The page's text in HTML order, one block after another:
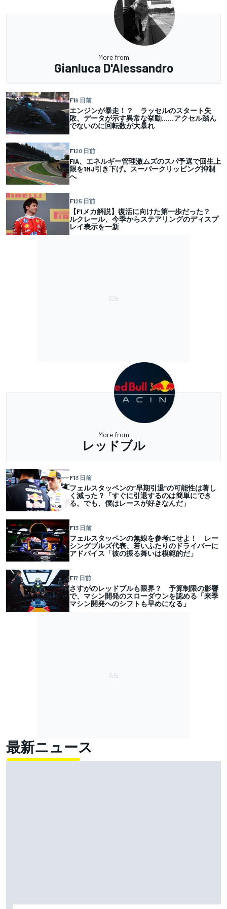
More from
Gianluca D'Alessandro
F19 日前
エンジンが暴走！？ ラッセルのスタート失
敗、データが示す異常な挙動……アクセル踏ん
でないのに回転数が大暴れ
F120 日前
FIA、エネルギー管理激ムズのスパ予選で回生上
限を1MJ引き下げ。スーパークリッピング抑制
へ
F125 日前
【F1メカ解説】復活に向けた第一歩だった？
ルクレール、今季からステアリングのディスプ
レイ表示を一新
More from
レッドブル
F13 日前
フェルスタッペンの”早期引退”の可能性は著し
く減った？「すぐに引退するのは簡単にでき
る。でも、僕はレースが好きなんだ」
F13 日前
フェルスタッペンの無線を参考にせよ！ レー
シングブルズ代表、若いふたりのドライバーに
アドバイス「彼の振る舞いは模範的だ」
F17 日前
さすがのレッドブルも限界？ 予算制限の影響
で、マシン開発のスローダウンを認める「来季
マシン開発へのシフトも早めになる」
最新ニュース